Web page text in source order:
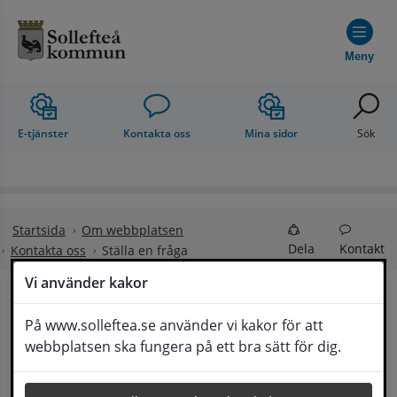
Vi använder kakor
På www.solleftea.se använder vi kakor för att
webbplatsen ska fungera på ett bra sätt för dig.
Meny
E-tjänster Kontakta oss Mina sidor Sök
Startsida
Om webbplatsen
Kontakta oss
Ställa en fråga Dela Kontakt
Ställa en fråga
Om din fråga är omfattande kan det bli aktuellt